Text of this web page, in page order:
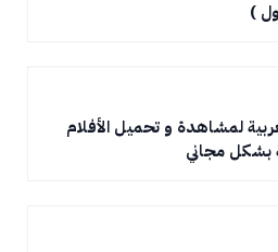
)
لمشاهدة و تحميل الأفلام
بشكل مجاني